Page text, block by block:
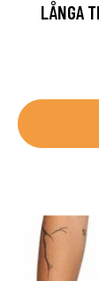
LÅNGA